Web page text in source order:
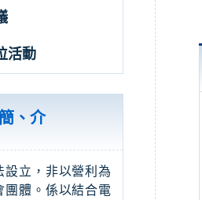
活動
、介
設立，非以營利為
團體。係以結合電